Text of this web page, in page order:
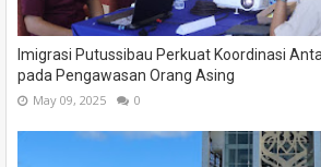
Imigrasi Putussibau Perkuat Koordinasi
pada Pengawasan Orang Asing
May 09, 2025 0